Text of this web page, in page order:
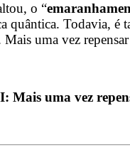
o “
quântica. Todavia, é
uma vez
Mais uma vez